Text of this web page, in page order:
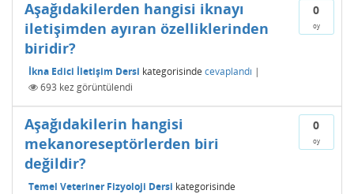
0
oy
Aşağıdakilerden hangisi iknayı
iletişimden ayıran özelliklerinden
biridir?
İkna Edici İletişim Dersi kategorisinde cevaplandı |
693 kez görüntülendi
0
oy
Aşağıdakilerin hangisi
mekanoreseptörlerden biri
değildir?
Temel Veteriner Fizyoloji Dersi kategorisinde